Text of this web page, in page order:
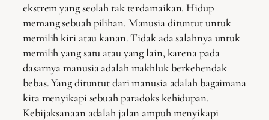
ekstrem yang seolah tak terdamaikan. Hidup
memang sebuah pilihan. Manusia dituntut untuk
memilih kiri atau kanan. Tidak ada salahnya untuk
memilih yang satu atau yang lain, karena pada
dasarnya manusia adalah makhluk berkehendak
bebas. Yang dituntut dari manusia adalah bagaimana
kita menyikapi sebuah paradoks kehidupan.
Kebijaksanaan adalah jalan ampuh menyikapi